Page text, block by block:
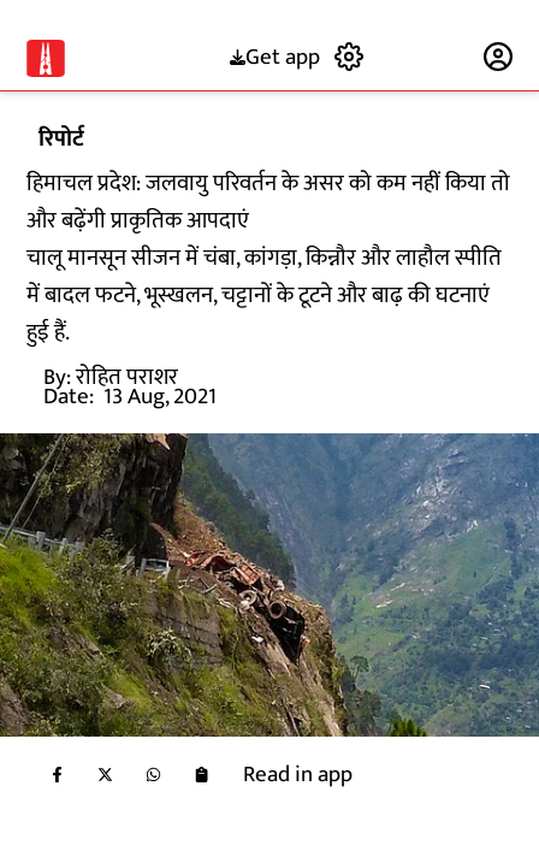
Get app
रिपोर्ट
हिमाचल प्रदेश: जलवायु परिवर्तन के असर को कम नहीं किया तो
और बढ़ेंगी प्राकृतिक आपदाएं
चालू मानसून सीजन में चंबा, कांगड़ा, किन्नौर और लाहौल स्पीति
में बादल फटने, भूस्खलन, चट्टानों के टूटने और बाढ़ की घटनाएं
हुई हैं.
By:रोहित पराशर
Date: 13 Aug, 2021
Read in app